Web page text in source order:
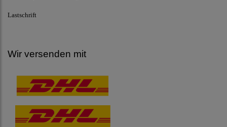
Lastschrift
Wir versenden mit